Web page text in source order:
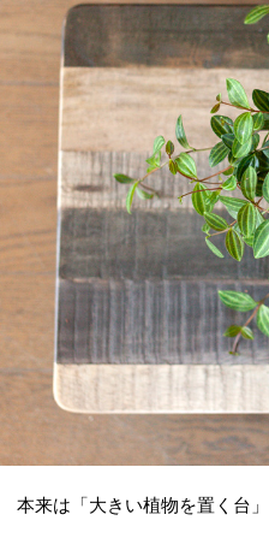
本来は「大きい植物を置く台